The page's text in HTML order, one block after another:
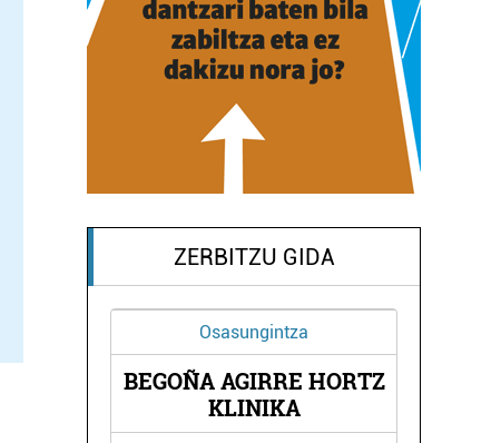
ZERBITZU GIDA
Osasungintza
BEGOÑA AGIRRE HORTZ
KLINIKA